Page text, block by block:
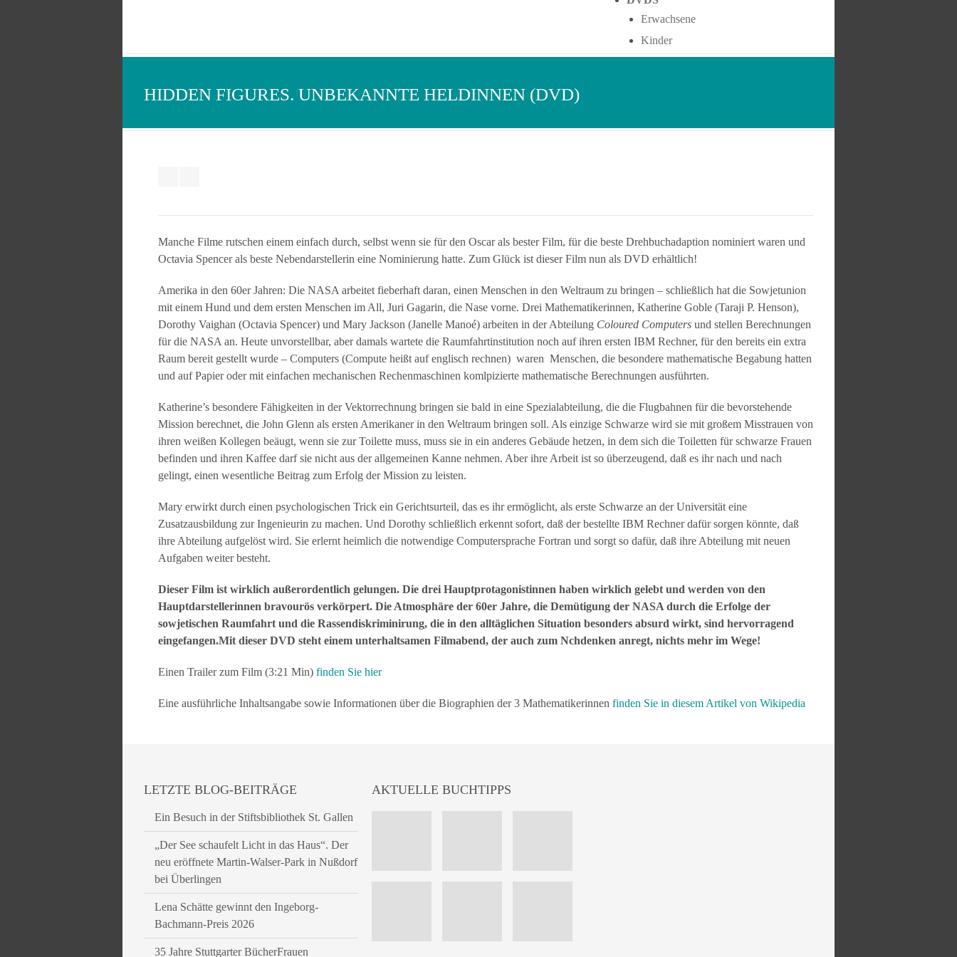
Erwachsene
Kinder
HIDDEN FIGURES. UNBEKANNTE HELDINNEN (DVD)
Manche Filme rutschen einem einfach durch, selbst wenn sie für den Oscar als bester Film, für die beste Drehbuchadaption nominiert waren und
Octavia Spencer als beste Nebendarstellerin eine Nominierung hatte. Zum Glück ist dieser Film nun als DVD erhältlich!
Amerika in den 60er Jahren: Die NASA arbeitet fieberhaft daran, einen Menschen in den Weltraum zu bringen – schließlich hat die Sowjetunion
mit einem Hund und dem ersten Menschen im All, Juri Gagarin, die Nase vorne. Drei Mathematikerinnen, Katherine Goble (Taraji P. Henson),
Dorothy Vaighan (Octavia Spencer) und Mary Jackson (Janelle Manoé) arbeiten in der Abteilung Coloured Computers und stellen Berechnungen
für die NASA an. Heute unvorstellbar, aber damals wartete die Raumfahrtinstitution noch auf ihren ersten IBM Rechner, für den bereits ein extra
Raum bereit gestellt wurde – Computers (Compute heißt auf englisch rechnen) waren Menschen, die besondere mathematische Begabung hatten
und auf Papier oder mit einfachen mechanischen Rechenmaschinen komlpizierte mathematische Berechnungen ausführten.
Katherine’s besondere Fähigkeiten in der Vektorrechnung bringen sie bald in eine Spezialabteilung, die die Flugbahnen für die bevorstehende
Mission berechnet, die John Glenn als ersten Amerikaner in den Weltraum bringen soll. Als einzige Schwarze wird sie mit großem Misstrauen von
ihren weißen Kollegen beäugt, wenn sie zur Toilette muss, muss sie in ein anderes Gebäude hetzen, in dem sich die Toiletten für schwarze Frauen
befinden und ihren Kaffee darf sie nicht aus der allgemeinen Kanne nehmen. Aber ihre Arbeit ist so überzeugend, daß es ihr nach und nach
gelingt, einen wesentliche Beitrag zum Erfolg der Mission zu leisten.
Mary erwirkt durch einen psychologischen Trick ein Gerichtsurteil, das es ihr ermöglicht, als erste Schwarze an der Universität eine
Zusatzausbildung zur Ingenieurin zu machen. Und Dorothy schließlich erkennt sofort, daß der bestellte IBM Rechner dafür sorgen könnte, daß
ihre Abteilung aufgelöst wird. Sie erlernt heimlich die notwendige Computersprache Fortran und sorgt so dafür, daß ihre Abteilung mit neuen
Aufgaben weiter besteht.
Dieser Film ist wirklich außerordentlich gelungen. Die drei Hauptprotagonistinnen haben wirklich gelebt und werden von den
Hauptdarstellerinnen bravourös verkörpert. Die Atmosphäre der 60er Jahre, die Demütigung der NASA durch die Erfolge der
sowjetischen Raumfahrt und die Rassendiskriminirung, die in den alltäglichen Situation besonders absurd wirkt, sind hervorragend
eingefangen.Mit dieser DVD steht einem unterhaltsamen Filmabend, der auch zum Nchdenken anregt, nichts mehr im Wege!
Einen Trailer zum Film (3:21 Min) finden Sie hier
Eine ausführliche Inhaltsangabe sowie Informationen über die Biographien der 3 Mathematikerinnen finden Sie in diesem Artikel von Wikipedia
LETZTE BLOG-BEITRÄGE
Ein Besuch in der Stiftsbibliothek St. Gallen
„Der See schaufelt Licht in das Haus“. Der
neu eröffnete Martin-Walser-Park in Nußdorf
bei Überlingen
Lena Schätte gewinnt den Ingeborg-
Bachmann-Preis 2026
35 Jahre Stuttgarter BücherFrauen
AKTUELLE BUCHTIPPS